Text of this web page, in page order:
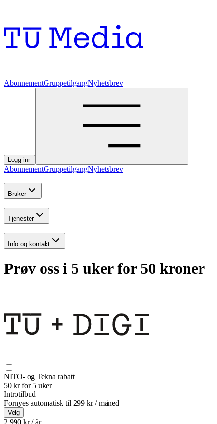
AbonnementGruppetilgangNyhetsbrev
Logg inn
AbonnementGruppetilgangNyhetsbrev
Bruker
Tjenester
Info og kontakt
Prøv oss i 5 uker for 50 kroner
NITO- og Tekna rabatt
50 kr for 5 uker
Introtilbud
Fornyes automatisk til 299 kr / måned
Velg
2 990 kr / år